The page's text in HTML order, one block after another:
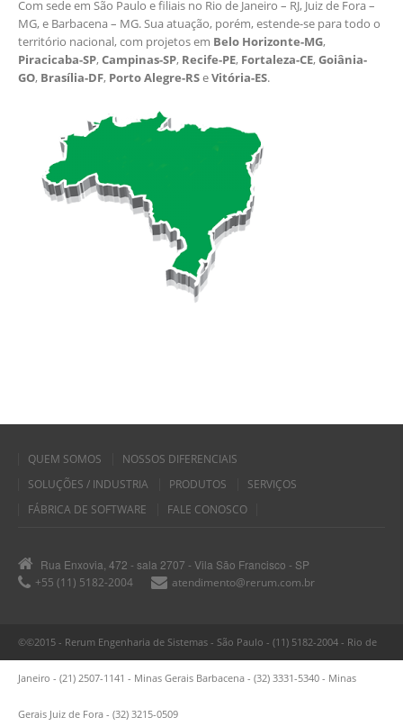
Com sede em São Paulo e filiais no Rio de Janeiro – RJ, Juiz de Fora –
MG, e Barbacena – MG. Sua atuação, porém, estende-se para todo o
território nacional, com projetos em Belo Horizonte-MG,
Piracicaba-SP,Campinas-SP, Recife-PE, Fortaleza-CE,Goiânia-
GO, Brasília-DF, Porto Alegre-RSeVitória-ES.
QUEM SOMOS
NOSSOS DIFERENCIAIS
SOLUÇÕES / INDUSTRIA
PRODUTOS
SERVIÇOS
FÁBRICA DE SOFTWARE
FALE CONOSCO
Rua Enxovia, 472 - sala 2707 - Vila São Francisco - SP
+55 (11) 5182-2004
atendimento@rerum.com.br
©©2015 - Rerum Engenharia de Sistemas - São Paulo - (11) 5182-2004 - Rio de
Janeiro - (21) 2507-1141 - Minas Gerais Barbacena - (32) 3331-5340 - Minas
Gerais Juiz de Fora - (32) 3215-0509